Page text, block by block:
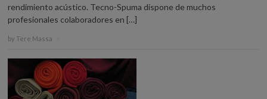
rendimiento acústico. Tecno-Spuma dispone de muchos
profesionales colaboradores en […]
by Tere Massa